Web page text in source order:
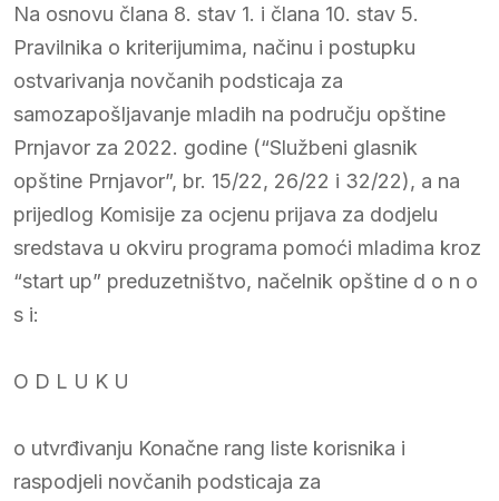
Na osnovu člana 8. stav 1. i člana 10. stav 5.
Pravilnika o kriterijumima, načinu i postupku
ostvarivanja novčanih podsticaja za
samozapošljavanje mladih na području opštine
Prnjavor za 2022. godine (“Službeni glasnik
opštine Prnjavor”, br. 15/22, 26/22 i 32/22), a na
prijedlog Komisije za ocjenu prijava za dodjelu
sredstava u okviru programa pomoći mladima kroz
“start up” preduzetništvo, načelnik opštine d o n o
s i:
O D L U K U
o utvrđivanju Konačne rang liste korisnika i
raspodjeli novčanih podsticaja za